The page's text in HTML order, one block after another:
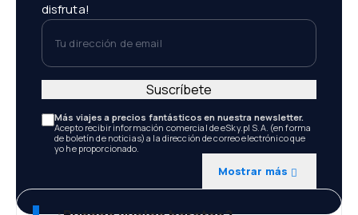
disfruta!
Tu dirección de email
Más viajes a precios fantásticos en nuestra newsletter.
Acepto recibir información comercial de eSky.pl S.A. (en forma
de boletín de noticias) a la dirección de correo electrónico que
yo he proporcionado.
Mostrar más
Suscríbete